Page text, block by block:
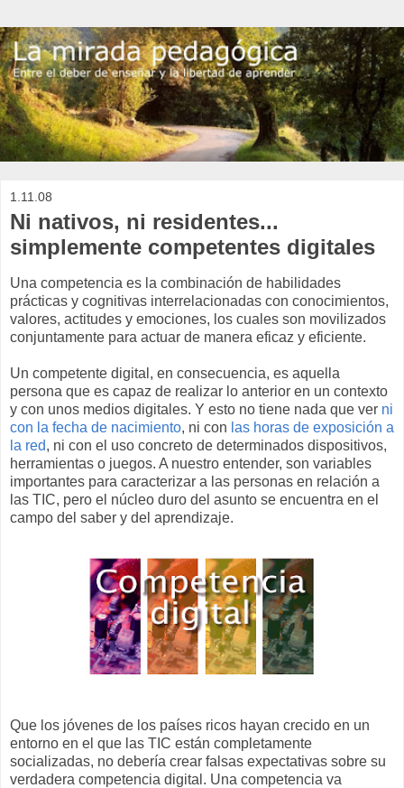
1.11.08
Ni nativos, ni residentes...
simplemente competentes digitales
Una competencia es la combinación de habilidades
prácticas y cognitivas interrelacionadas con conocimientos,
valores, actitudes y emociones, los cuales son movilizados
conjuntamente para actuar de manera eficaz y eficiente.
Un competente digital, en consecuencia, es aquella
persona que es capaz de realizar lo anterior en un contexto
y con unos medios digitales. Y esto no tiene nada que ver ni
con la fecha de nacimiento, ni con las horas de exposición a
la red, ni con el uso concreto de determinados dispositivos,
herramientas o juegos. A nuestro entender, son variables
importantes para caracterizar a las personas en relación a
las TIC, pero el núcleo duro del asunto se encuentra en el
campo del saber y del aprendizaje.
Que los jóvenes de los países ricos hayan crecido en un
entorno en el que las TIC están completamente
socializadas, no debería crear falsas expectativas sobre su
verdadera competencia digital. Una competencia va